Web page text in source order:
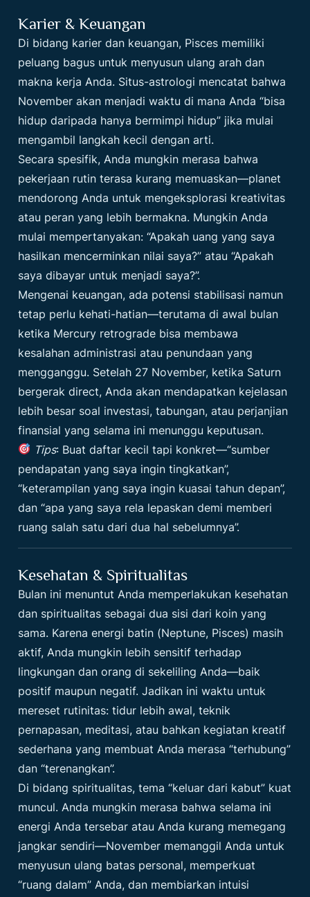
Karier & Keuangan
Di bidang karier dan keuangan, Pisces memiliki
peluang bagus untuk menyusun ulang arah dan
makna kerja Anda. Situs-astrologi mencatat bahwa
November akan menjadi waktu di mana Anda “bisa
hidup daripada hanya bermimpi hidup” jika mulai
mengambil langkah kecil dengan arti.
Secara spesifik, Anda mungkin merasa bahwa
pekerjaan rutin terasa kurang memuaskan—planet
mendorong Anda untuk mengeksplorasi kreativitas
atau peran yang lebih bermakna. Mungkin Anda
mulai mempertanyakan: “Apakah uang yang saya
hasilkan mencerminkan nilai saya?” atau “Apakah
saya dibayar untuk menjadi saya?”.
Mengenai keuangan, ada potensi stabilisasi namun
tetap perlu kehati-hatian—terutama di awal bulan
ketika Mercury retrograde bisa membawa
kesalahan administrasi atau penundaan yang
mengganggu. Setelah 27 November, ketika Saturn
bergerak direct, Anda akan mendapatkan kejelasan
lebih besar soal investasi, tabungan, atau perjanjian
finansial yang selama ini menunggu keputusan.
Tips: Buat daftar kecil tapi konkret—“sumber
pendapatan yang saya ingin tingkatkan”,
“keterampilan yang saya ingin kuasai tahun depan”,
dan “apa yang saya rela lepaskan demi memberi
ruang salah satu dari dua hal sebelumnya”.
Kesehatan & Spiritualitas
Bulan ini menuntut Anda memperlakukan kesehatan
dan spiritualitas sebagai dua sisi dari koin yang
sama. Karena energi batin (Neptune, Pisces) masih
aktif, Anda mungkin lebih sensitif terhadap
lingkungan dan orang di sekeliling Anda—baik
positif maupun negatif. Jadikan ini waktu untuk
mereset rutinitas: tidur lebih awal, teknik
pernapasan, meditasi, atau bahkan kegiatan kreatif
sederhana yang membuat Anda merasa “terhubung”
dan “terenangkan”.
Di bidang spiritualitas, tema “keluar dari kabut” kuat
muncul. Anda mungkin merasa bahwa selama ini
energi Anda tersebar atau Anda kurang memegang
jangkar sendiri—November memanggil Anda untuk
menyusun ulang batas personal, memperkuat
“ruang dalam” Anda, dan membiarkan intuisi